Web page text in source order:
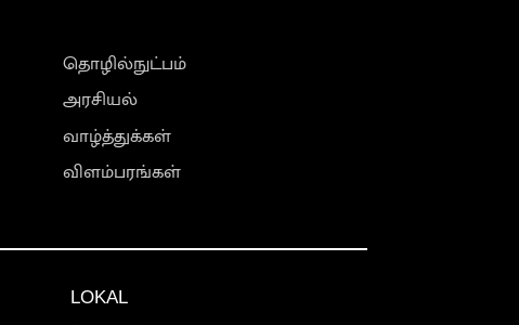
தொழில்நுட்பம்
அரசியல்
வாழ்த்துக்கள்
விளம்பரங்கள்
LOKAL